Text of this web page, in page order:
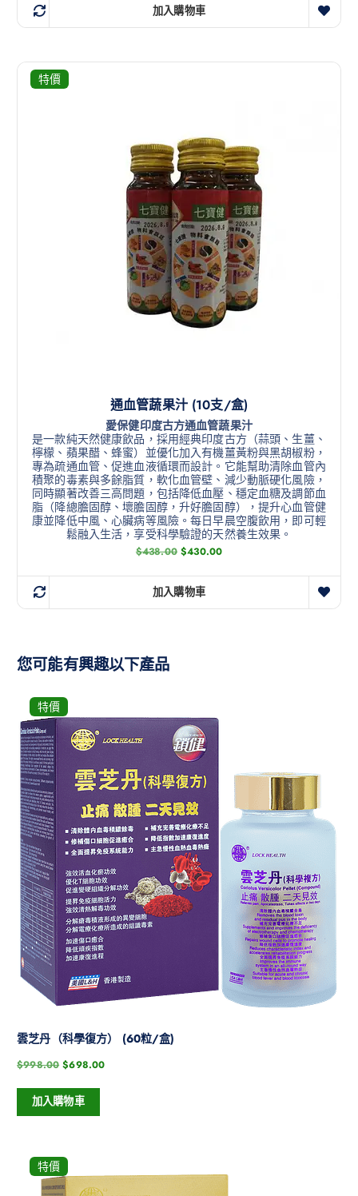
加入購物車
特價
通血管蔬果汁 (10支/盒)
愛保健印度古方通血管蔬果汁
是一款純天然健康飲品，採用經典印度古方（蒜頭、生薑、
檸檬、蘋果醋、蜂蜜）並優化加入有機薑黃粉與黑胡椒粉，
專為疏通血管、促進血液循環而設計。它能幫助清除血管內
積聚的毒素與多餘脂質，軟化血管壁、減少動脈硬化風險，
同時顯著改善三高問題，包括降低血壓、穩定血糖及調節血
脂（降總膽固醇、壞膽固醇，升好膽固醇），提升心血管健
康並降低中風、心臟病等風險。每日早晨空腹飲用，即可輕
鬆融入生活，享受科學驗證的天然養生效果。
$438.00 $430.00
加入購物車
您可能有興趣以下產品
特價
雲芝丹（科學復方） (60粒/盒)
$998.00 $698.00
加入購物車
特價